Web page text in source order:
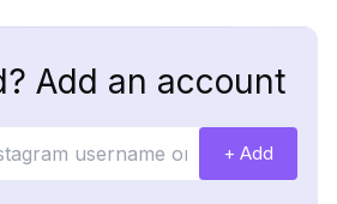
Add an account
+ Add